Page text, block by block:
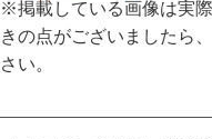
※掲載している画像は実
きの点がございましたら
さい。